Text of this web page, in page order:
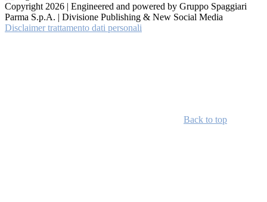
Copyright 2026 | Engineered and powered by Gruppo Spaggiari
Parma S.p.A. | Divisione Publishing & New Social Media
Disclaimer trattamento dati personali
Back to top